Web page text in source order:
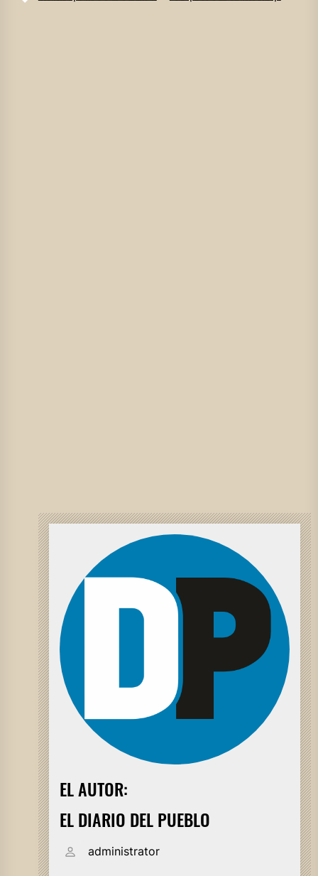
EL AUTOR:
EL DIARIO DEL PUEBLO
administrator